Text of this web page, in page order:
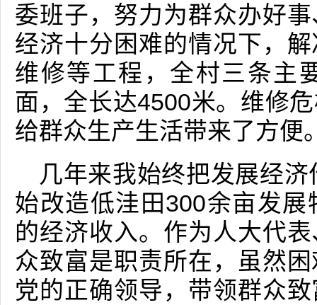
委班子，努力为群众办好
经济十分困难的情况下，
维修等工程，全村三条主
面，全长达4500米。维修
给群众生产生活带来了方便
几年来我始终把发展经
始改造低洼田300余亩发
的经济收入。作为人大代
众致富是职责所在，虽然
党的正确领导，带领群众